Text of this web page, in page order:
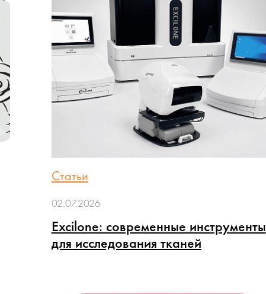
Статьи
02.07.2026
Excilone: современные инструменты
для исследования тканей